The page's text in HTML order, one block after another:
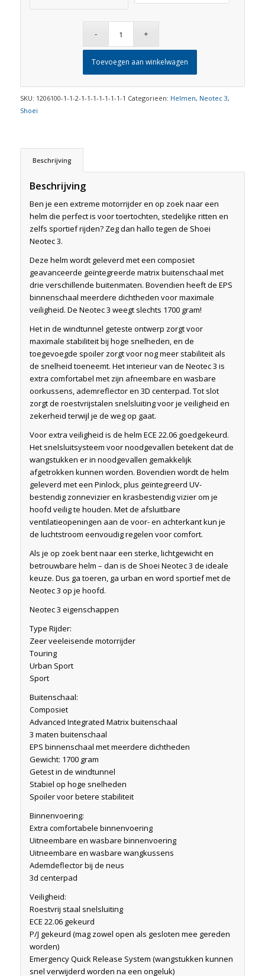
Toevoegen aan winkelwagen
SKU: 1206100-1-1-2-1-1-1-1-1-1-1-1 Categorieën: Helmen, Neotec 3,
Shoei
Beschrijving
Beschrijving
Ben je een extreme motorrijder en op zoek naar een
helm die perfect is voor toertochten, stedelijke ritten en
zelfs sportief rijden? Zeg dan hallo tegen de Shoei
Neotec 3.
Deze helm wordt geleverd met een composiet
geavanceerde geïntegreerde matrix buitenschaal met
drie verschillende buitenmaten. Bovendien heeft de EPS
binnenschaal meerdere dichtheden voor maximale
veiligheid. De Neotec 3 weegt slechts 1700 gram!
Het in de windtunnel geteste ontwerp zorgt voor
maximale stabiliteit bij hoge snelheden, en de
toegevoegde spoiler zorgt voor nog meer stabiliteit als
de snelheid toeneemt. Het interieur van de Neotec 3 is
extra comfortabel met zijn afneembare en wasbare
oorkussens, ademreflector en 3D centerpad. Tot slot
zorgt de roestvrijstalen snelsluiting voor je veiligheid en
zekerheid terwijl je de weg op gaat.
Voor extra veiligheid is de helm ECE 22.06 goedgekeurd.
Het snelsluitsysteem voor noodgevallen betekent dat de
wangstukken er in noodgevallen gemakkelijk
afgetrokken kunnen worden. Bovendien wordt de helm
geleverd met een Pinlock, plus geïntegreerd UV-
bestendig zonnevizier en krasbestendig vizier om je
hoofd veilig te houden. Met de afsluitbare
ventilatieopeningen aan de voor- en achterkant kun je
de luchtstroom eenvoudig regelen voor comfort.
Als je op zoek bent naar een sterke, lichtgewicht en
betrouwbare helm – dan is de Shoei Neotec 3 de ideale
keuze. Dus ga toeren, ga urban en word sportief met de
Neotec 3 op je hoofd.
Neotec 3 eigenschappen
Type Rijder:
Zeer veeleisende motorrijder
Touring
Urban Sport
Sport
Buitenschaal:
Composiet
Advanced Integrated Matrix buitenschaal
3 maten buitenschaal
EPS binnenschaal met meerdere dichtheden
Gewicht: 1700 gram
Getest in de windtunnel
Stabiel op hoge snelheden
Spoiler voor betere stabiliteit
Binnenvoering:
Extra comfortabele binnenvoering
Uitneembare en wasbare binnenvoering
Uitneembare en wasbare wangkussens
Ademdeflector bij de neus
3d centerpad
Veiligheid:
Roestvrij staal snelsluiting
ECE 22.06 gekeurd
P/J gekeurd (mag zowel open als gesloten mee gereden
worden)
Emergency Quick Release System (wangstukken kunnen
snel verwijderd worden na een ongeluk)